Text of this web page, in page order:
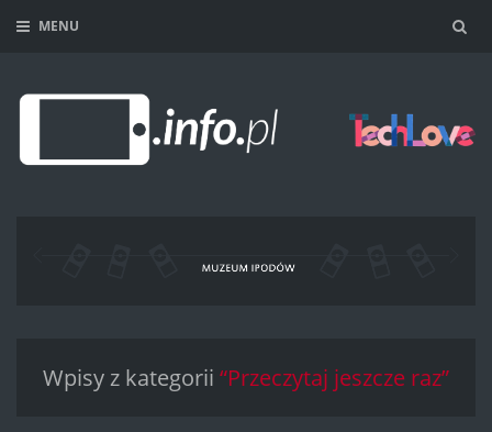
MENU
Wpisy z kategorii “Przeczytaj jeszcze raz”